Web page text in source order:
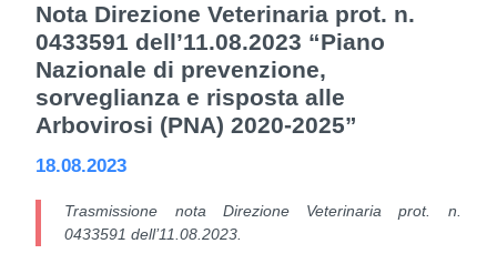
Nota Direzione Veterinaria prot. n.
0433591 dell’11.08.2023 “Piano
Nazionale di prevenzione,
sorveglianza e risposta alle
Arbovirosi (PNA) 2020-2025”
18.08.2023
Trasmissione nota Direzione Veterinaria prot. n.
0433591 dell’11.08.2023.